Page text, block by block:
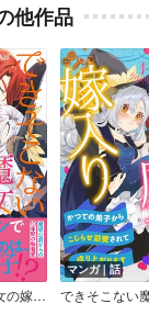
他作品
成り上がります～
マンガ｜話